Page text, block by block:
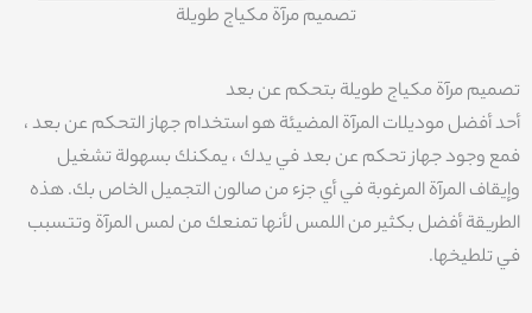
تصميم مرآة مكياج طويلة
تصميم مرآة مكياج طويلة بتحكم عن بعد
أحد أفضل موديلات المرآة المضيئة هو استخدام جهاز التحكم عن بعد ،
فمع وجود جهاز تحكم عن بعد في يدك ، يمكنك بسهولة تشغيل
وإيقاف المرآة المرغوبة في أي جزء من صالون التجميل الخاص بك. هذه
الطريقة أفضل بكثير من اللمس لأنها تمنعك من لمس المرآة وتتسبب
في تلطيخها.